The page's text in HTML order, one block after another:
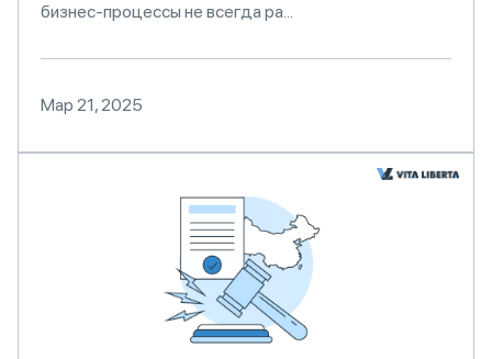
бизнес-процессы не всегда ра...
Мар 21, 2025